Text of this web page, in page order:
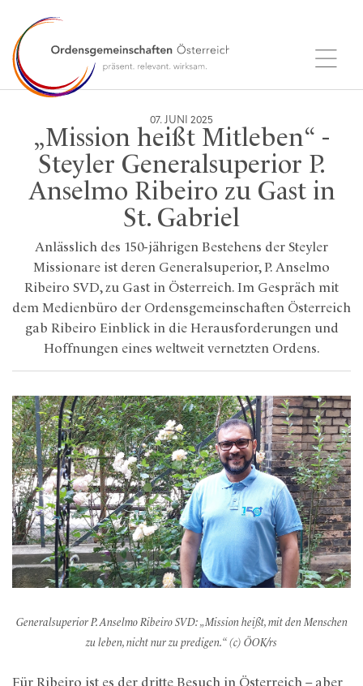
07. JUNI 2025
„Mission heißt Mitleben“ -
Steyler Generalsuperior P.
Anselmo Ribeiro zu Gast in
St. Gabriel
Anlässlich des 150-jährigen Bestehens der Steyler
Missionare ist deren Generalsuperior, P. Anselmo
Ribeiro SVD, zu Gast in Österreich. Im Gespräch mit
dem Medienbüro der Ordensgemeinschaften Österreich
gab Ribeiro Einblick in die Herausforderungen und
Hoffnungen eines weltweit vernetzten Ordens.
Generalsuperior P. Anselmo Ribeiro SVD: „Mission heißt, mit den Menschen
zu leben, nicht nur zu predigen.“ (c) ÖOK/rs
Für Ribeiro ist es der dritte Besuch in Österreich – aber